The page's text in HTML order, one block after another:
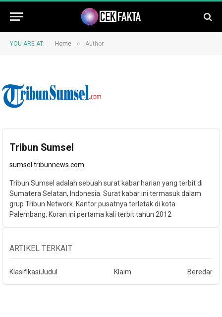
YOU ARE AT: Home » Author
Tribun Sumsel
sumsel.tribunnews.com
Tribun Sumsel adalah sebuah surat kabar harian yang terbit di
Sumatera Selatan, Indonesia. Surat kabar ini termasuk dalam
grup Tribun Network. Kantor pusatnya terletak di kota
Palembang. Koran ini pertama kali terbit tahun 2012
ARTIKEL TERKAIT
KlasifikasiJudul Klaim Beredar